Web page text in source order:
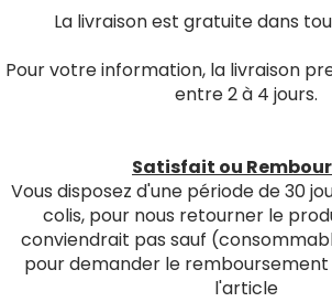
La livraison est gratuite dans
Pour votre information, la livraison
entre 2 à 4 jours.
Satisfait ou
Vous disposez d'une période de 30
colis, pour nous retourner le
conviendrait pas sauf
pour demander le remboursement
l'article